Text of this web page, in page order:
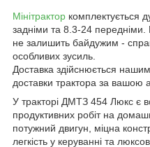
Мінітрактор комплектується
задніми та 8.3-24 передніми.
не залишить байдужим -
особливих зусиль.
Доставка здійснюється
доставки трактора за вашою
У тракторі ДМТЗ 454 Люкс є
продуктивних робіт на
потужний двигун, міцна
легкість у керуванні та